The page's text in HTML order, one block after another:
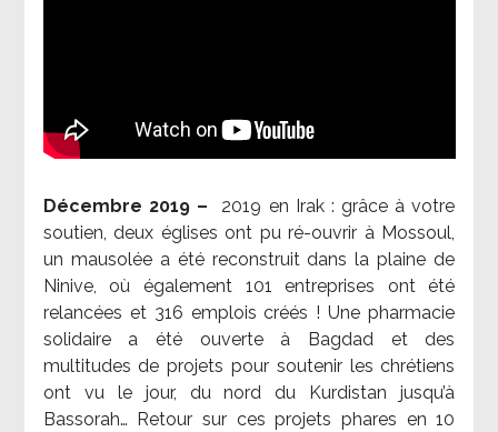
Décembre 2019 – 2019 en Irak : grâce à votre
soutien, deux églises ont pu ré-ouvrir à Mossoul,
un mausolée a été reconstruit dans la plaine de
Ninive, où également 101 entreprises ont été
relancées et 316 emplois créés ! Une pharmacie
solidaire a été ouverte à Bagdad et des
multitudes de projets pour soutenir les chrétiens
ont vu le jour, du nord du Kurdistan jusqu’à
Bassorah… Retour sur ces projets phares en 10